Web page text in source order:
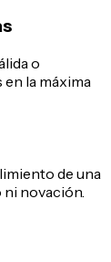
o
la máxima
de una
novación.